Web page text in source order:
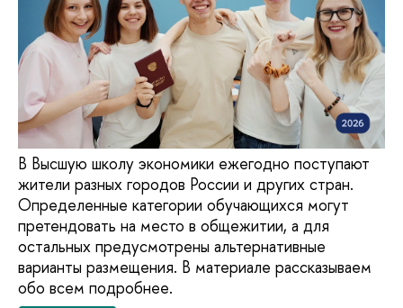
В Высшую школу экономики ежегодно поступают
жители разных городов России и других стран.
Определенные категории обучающихся могут
претендовать на место в общежитии, а для
остальных предусмотрены альтернативные
варианты размещения. В материале рассказываем
обо всем подробнее.